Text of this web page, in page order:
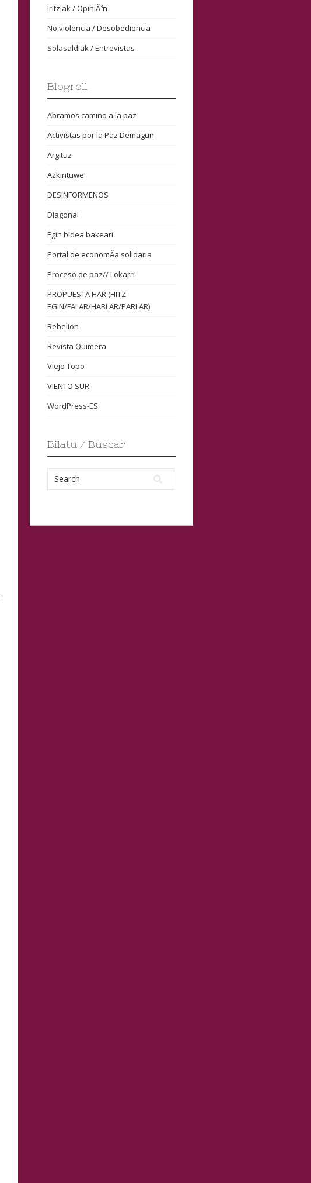
Iritziak / OpiniÃ³n
No violencia / Desobediencia
Solasaldiak / Entrevistas
Blogroll
Abramos camino a la paz
Activistas por la Paz Demagun
Argituz
Azkintuwe
DESINFORMENOS
Diagonal
Egin bidea bakeari
Portal de economÃ­a solidaria
Proceso de paz// Lokarri
PROPUESTA HAR (HITZ
EGIN/FALAR/HABLAR/PARLAR)
Rebelion
Revista Quimera
Viejo Topo
VIENTO SUR
WordPress-ES
Bilatu / Buscar